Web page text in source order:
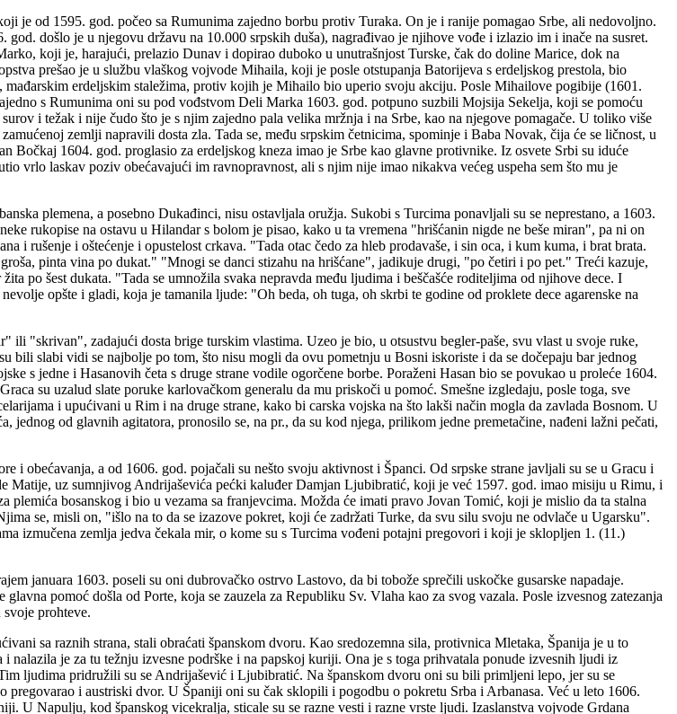
je od 1595. god. počeo sa Rumunima zajedno borbu protiv Turaka. On je i ranije pomagao Srbe, ali nedovoljno.
god. došlo je u njegovu državu na 10.000 srpskih duša), nagrađivao je njihove vođe i izlazio im i inače na susret.
koji je, harajući, prelazio Dunav i dopirao duboko u unutrašnjost Turske, čak do doline Marice, dok na
prešao je u službu vlaškog vojvode Mihaila, koji je posle otstupanja Batorijeva s erdeljskog prestola, bio
mađarskim erdeljskim staležima, protiv kojih je Mihailo bio uperio svoju akciju. Posle Mihailove pogibije (1601.
s Rumunima oni su pod vođstvom Deli Marka 1603. god. potpuno suzbili Mojsija Sekelja, koji se pomoću
i težak i nije čudo što je s njim zajedno pala velika mržnja i na Srbe, kao na njegove pomagače. U toliko više
zemlji napravili dosta zla. Tada se, među srpskim četnicima, spominje i Baba Novak, čija će se ličnost, u
Bočkaj 1604. god. proglasio za erdeljskog kneza imao je Srbe kao glavne protivnike. Iz osvete Srbi su iduće
vrlo laskav poziv obećavajući im ravnopravnost, ali s njim nije imao nikakva većeg uspeha sem što mu je
plemena, a posebno Dukađinci, nisu ostavljala oružja. Sukobi s Turcima ponavljali su se neprestano, a 1603.
rukopise na ostavu u Hilandar s bolom je pisao, kako u ta vremena "hrišćanin nigde ne beše miran", pa ni on
i rušenje i oštećenje i opustelost crkava. "Tada otac čedo za hleb prodavaše, i sin oca, i kum kuma, i brat brata.
pinta vina po dukat." "Mnogi se danci stizahu na hrišćane", jadikuje drugi, "po četiri i po pet." Treći kazuje,
po šest dukata. "Tada se umnožila svaka nepravda među ljudima i beščašće roditeljima od njihove dece. I
opšte i gladi, koja je tamanila ljude: "Oh beda, oh tuga, oh skrbi te godine od proklete dece agarenske na
ili "skrivan", zadajući dosta brige turskim vlastima. Uzeo je bio, u otsustvu begler-paše, svu vlast u svoje ruke,
bili slabi vidi se najbolje po tom, što nisu mogli da ovu pometnju u Bosni iskoriste i da se dočepaju bar jednog
s jedne i Hasanovih četa s druge strane vodile ogorčene borbe. Poraženi Hasan bio se povukao u proleće 1604.
su uzalud slate poruke karlovačkom generalu da mu priskoči u pomoć. Smešne izgledaju, posle toga, sve
i upućivani u Rim i na druge strane, kako bi carska vojska na što lakši način mogla da zavlada Bosnom. U
od glavnih agitatora, pronosilo se, na pr., da su kod njega, prilikom jedne premetačine, nađeni lažni pečati,
i obećavanja, a od 1606. god. pojačali su nešto svoju aktivnost i Španci. Od srpske strane javljali su se u Gracu i
Matije, uz sumnjivog Andrijaševića pećki kaluđer Damjan Ljubibratić, koji je već 1597. god. imao misiju u Rimu, i
bosanskog i bio u vezama sa franjevcima. Možda će imati pravo Jovan Tomić, koji je mislio da ta stalna
se, misli on, "išlo na to da se izazove pokret, koji će zadržati Turke, da svu silu svoju ne odvlače u Ugarsku".
izmučena zemlja jedva čekala mir, o kome su s Turcima vođeni potajni pregovori i koji je sklopljen 1. (11.)
januara 1603. poseli su oni dubrovačko ostrvo Lastovo, da bi tobože sprečili uskočke gusarske napadaje.
pomoć došla od Porte, koja se zauzela za Republiku Sv. Vlaha kao za svog vazala. Posle izvesnog zatezanja
prohteve.
sa raznih strana, stali obraćati španskom dvoru. Kao sredozemna sila, protivnica Mletaka, Španija je u to
nalazila je za tu težnju izvesne podrške i na papskoj kuriji. Ona je s toga prihvatala ponude izvesnih ljudi iz
ljudima pridružili su se Andrijašević i Ljubibratić. Na španskom dvoru oni su bili primljeni lepo, jer su se
i austriski dvor. U Španiji oni su čak sklopili i pogodbu o pokretu Srba i Arbanasa. Već u leto 1606.
U Napulju, kod španskog vicekralja, sticale su se razne vesti i razne vrste ljudi. Izaslanstva vojvode Grdana